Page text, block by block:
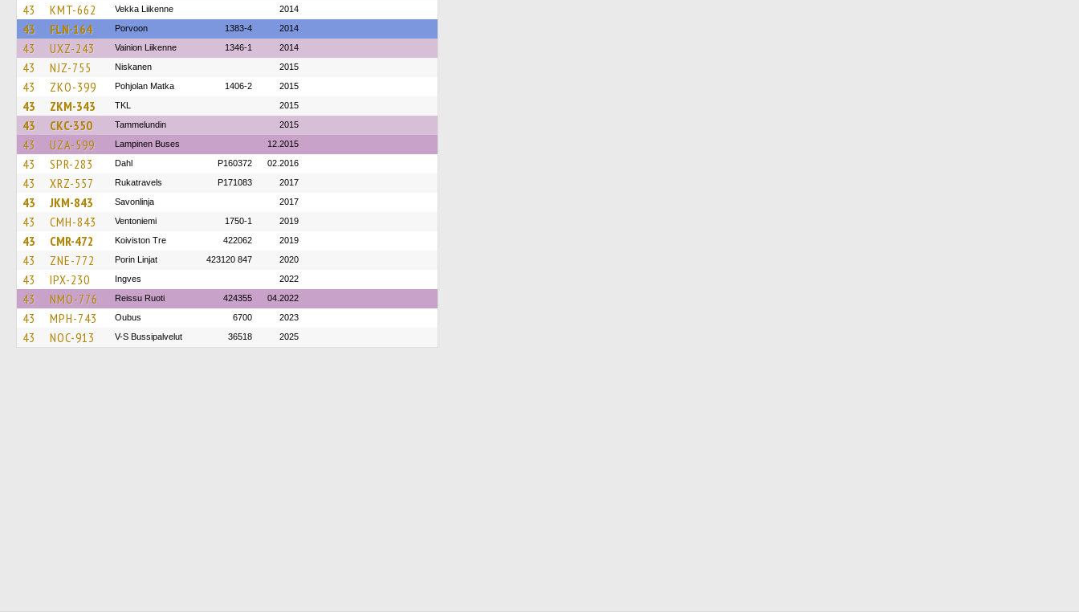
43 KMT-662 Vekka Liikenne 2014
43 FLN-164 Porvoon 1383-4 2014
43 UXZ-243 Vainion Liikenne 1346-1 2014
43 NJZ-755 Niskanen 2015
43 ZKO-399 Pohjolan Matka 1406-2 2015
43 ZKM-343 TKL 2015
43 CKC-350 Tammelundin 2015
43 UZA-599 Lampinen Buses 12.2015
43 SPR-283 Dahl P160372 02.2016
43 XRZ-557 Rukatravels P171083 2017
43 JKM-843 Savonlinja 2017
43 CMH-843 Ventoniemi 1750-1 2019
43 CMR-472 Koiviston Tre 422062 2019
43 ZNE-772 Porin Linjat 423120 847 2020
43 IPX-230 Ingves 2022
43 NMO-776 Reissu Ruoti 424355 04.2022
43 MPH-743 Oubus 6700 2023
43 NOC-913 V-S Bussipalvelut 36518 2025